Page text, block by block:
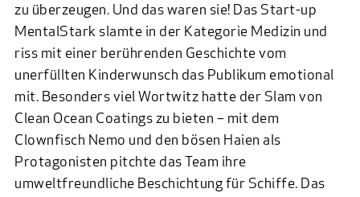
zu überzeugen. Und das waren sie! Das Start-up
MentalStark slamte in der Kategorie Medizin und
riss mit einer berührenden Geschichte vom
unerfüllten Kinderwunsch das Publikum emotional
mit. Besonders viel Wortwitz hatte der Slam von
Clean Ocean Coatings zu bieten – mit dem
Clownfisch Nemo und den bösen Haien als
Protagonisten pitchte das Team ihre
umweltfreundliche Beschichtung für Schiffe. Das